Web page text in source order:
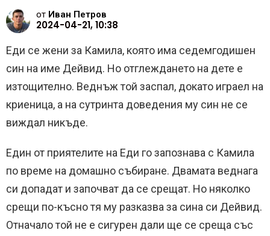
от Иван Петров
2024-04-21, 10:38
Еди се жени за Камила, която има седемгодишен
син на име Дейвид. Но отглеждането на дете е
изтощително. Веднъж той заспал, докато играел на
криеница, а на сутринта доведения му син не се
виждал никъде.
Един от приятелите на Еди го запознава с Камила
по време на домашно събиране. Двамата веднага
си допадат и започват да се срещат. Но няколко
срещи по-късно тя му разказва за сина си Дейвид.
Отначало той не е сигурен дали ще се среща със